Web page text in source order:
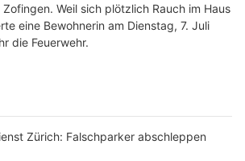
Weil sich plötzlich Rauch im Haus
eine Bewohnerin am Dienstag, 7. Juli
die Feuerwehr.